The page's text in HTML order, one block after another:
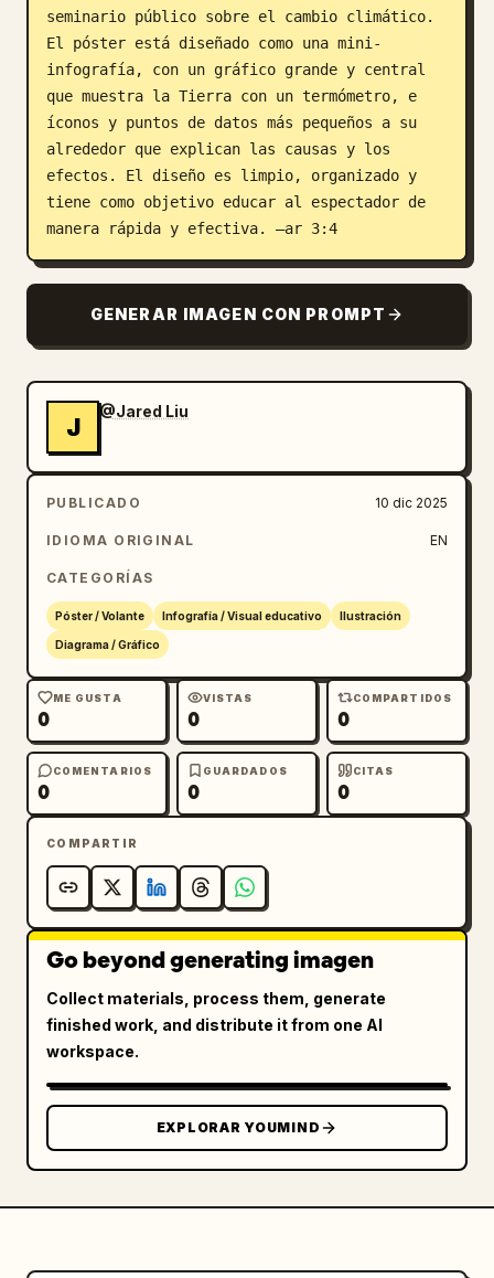
seminario público sobre el cambio climático.
El póster está diseñado como una mini-
infografía, con un gráfico grande y central
que muestra la Tierra con un termómetro, e
íconos y puntos de datos más pequeños a su
alrededor que explican las causas y los
efectos. El diseño es limpio, organizado y
tiene como objetivo educar al espectador de
manera rápida y efectiva. –ar 3:4
GENERAR IMAGEN CON PROMPT
J
@Jared Liu
PUBLICADO 10 dic 2025
IDIOMA ORIGINAL EN
CATEGORÍAS
Póster / Volante Infografía / Visual educativo Ilustración
Diagrama / Gráfico
ME GUSTA
0
VISTAS
0
COMPARTIDOS
0
COMENTARIOS
0
GUARDADOS
0
CITAS
0
COMPARTIR
Go beyond generating imagen
Collect materials, process them, generate
finished work, and distribute it from one AI
workspace.
EXPLORAR YOUMIND